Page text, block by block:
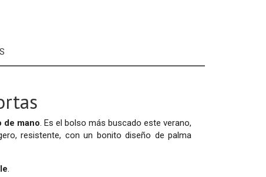
de mano . Es el bolso más buscado este verano,
resistente, con un bonito diseño de palma